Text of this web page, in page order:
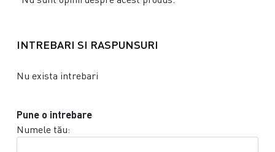
INTREBARI SI RASPUNSURI
Nu exista intrebari
Pune o intrebare
Numele tău: